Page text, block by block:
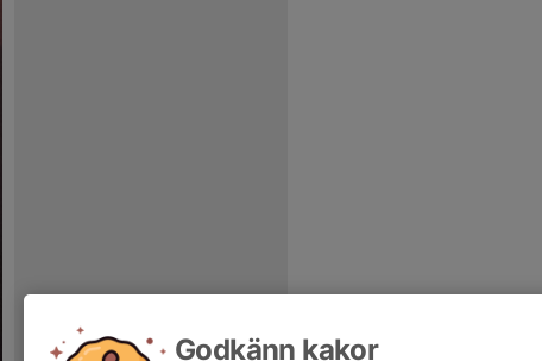
Godkänn kakor